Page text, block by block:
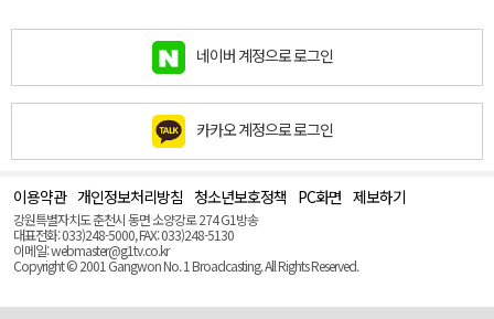
네이버 계정으로 로그인
카카오 계정으로 로그인
이용약관 개인정보처리방침 청소년보호정책 PC화면 제보하기
강원특별자치도 춘천시 동면 소양강로 274 G1방송
대표전화: 033)248-5000, FAX: 033)248-5130
이메일: webmaster@g1tv.co.kr
Copyright © 2001 Gangwon No. 1 Broadcasting. All Rights Reserved.